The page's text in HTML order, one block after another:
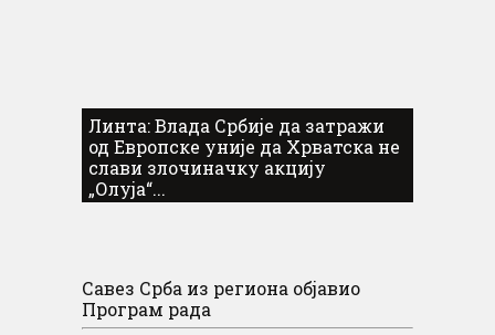
Линта: Влада Србије да затражи
од Европске уније да Хрватска не
слави злочиначку акцију
„Олуја“...
Савез Срба из региона објавио
Програм рада